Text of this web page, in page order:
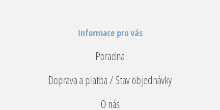
Informace pro vás
Poradna
Doprava a platba / Stav objednávky
O nás